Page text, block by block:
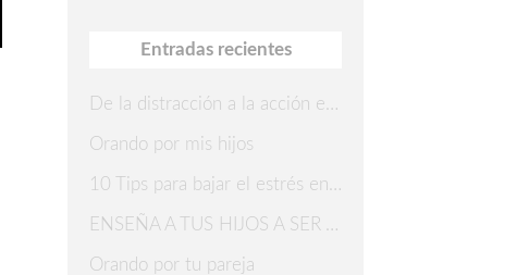
Entradas recientes
De la distracción a la acción en 7 pasos
Orando por mis hijos
10 Tips para bajar el estrés en Navidad
ENSEÑA A TUS HIJOS A SER AGRADECIDOS
Orando por tu pareja